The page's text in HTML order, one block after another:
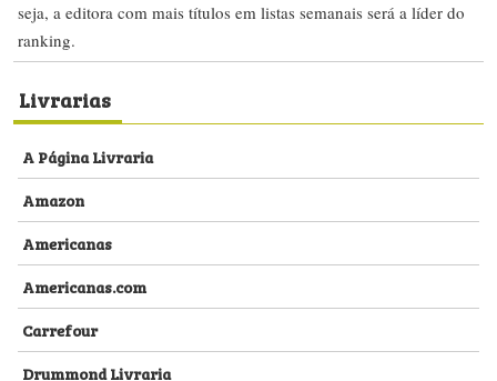
seja, a editora com mais títulos em listas semanais será a líder do
ranking.
Livrarias
A Página Livraria
Amazon
Americanas
Americanas.com
Carrefour
Drummond Livraria